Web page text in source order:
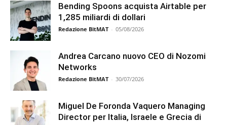
Bending Spoons acquista Airtable per
1,285 miliardi di dollari
Redazione BitMAT - 05/08/2026
Andrea Carcano nuovo CEO di Nozomi
Networks
Redazione BitMAT - 30/07/2026
Miguel De Foronda Vaquero Managing
Director per Italia, Israele e Grecia di